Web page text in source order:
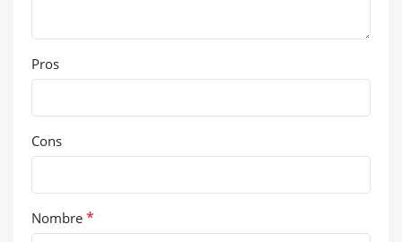
Pros
Cons
Nombre *